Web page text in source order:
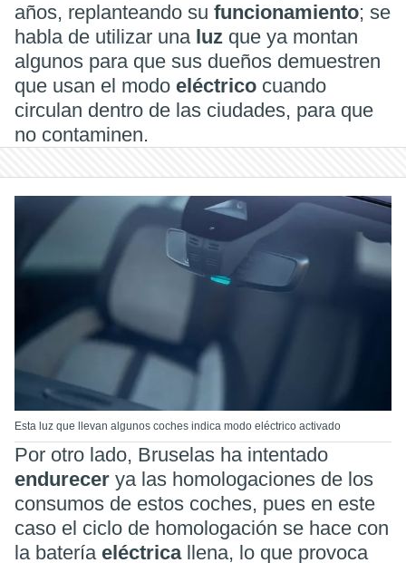
años, replanteando su funcionamiento; se
habla de utilizar una luz que ya montan
algunos para que sus dueños demuestren
que usan el modo eléctrico cuando
circulan dentro de las ciudades, para que
no contaminen.
Esta luz que llevan algunos coches indica modo eléctrico activado
Por otro lado, Bruselas ha intentado
endurecer ya las homologaciones de los
consumos de estos coches, pues en este
caso el ciclo de homologación se hace con
la batería eléctrica llena, lo que provoca